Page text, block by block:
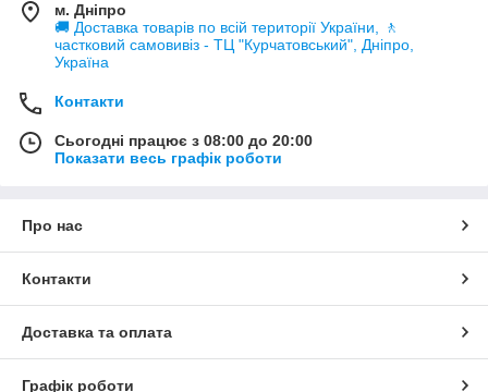
м. Дніпро
🚚 Доставка товарів по всій території України, 🚶
частковий самовивіз - ТЦ "Курчатовський", Дніпро,
Україна
Контакти
Сьогодні працює з 08:00 до 20:00
Показати весь графік роботи
Про нас
Контакти
Доставка та оплата
Графік роботи